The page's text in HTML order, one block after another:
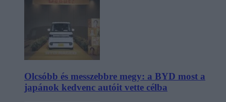
Olcsóbb és messzebbre megy: a BYD most a
japánok kedvenc autóit vette célba